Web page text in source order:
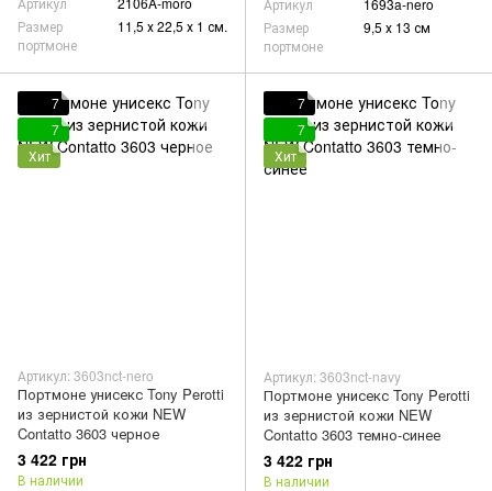
Размер
портмоне
11,5 х 22,5 х 1 см.
Артикул
1693a-nero
Размер
портмоне
9,5 х 13 см
7
7
Хит
Артикул: 3603nct-nero
Портмоне унисекс Tony Perotti
из зернистой кожи NEW
Contatto 3603 черное
3 422 грн
В наличии
7
7
Хит
Артикул: 3603nct-navy
Портмоне унисекс Tony Perotti
из зернистой кожи NEW
Contatto 3603 темно-синее
3 422 грн
В наличии